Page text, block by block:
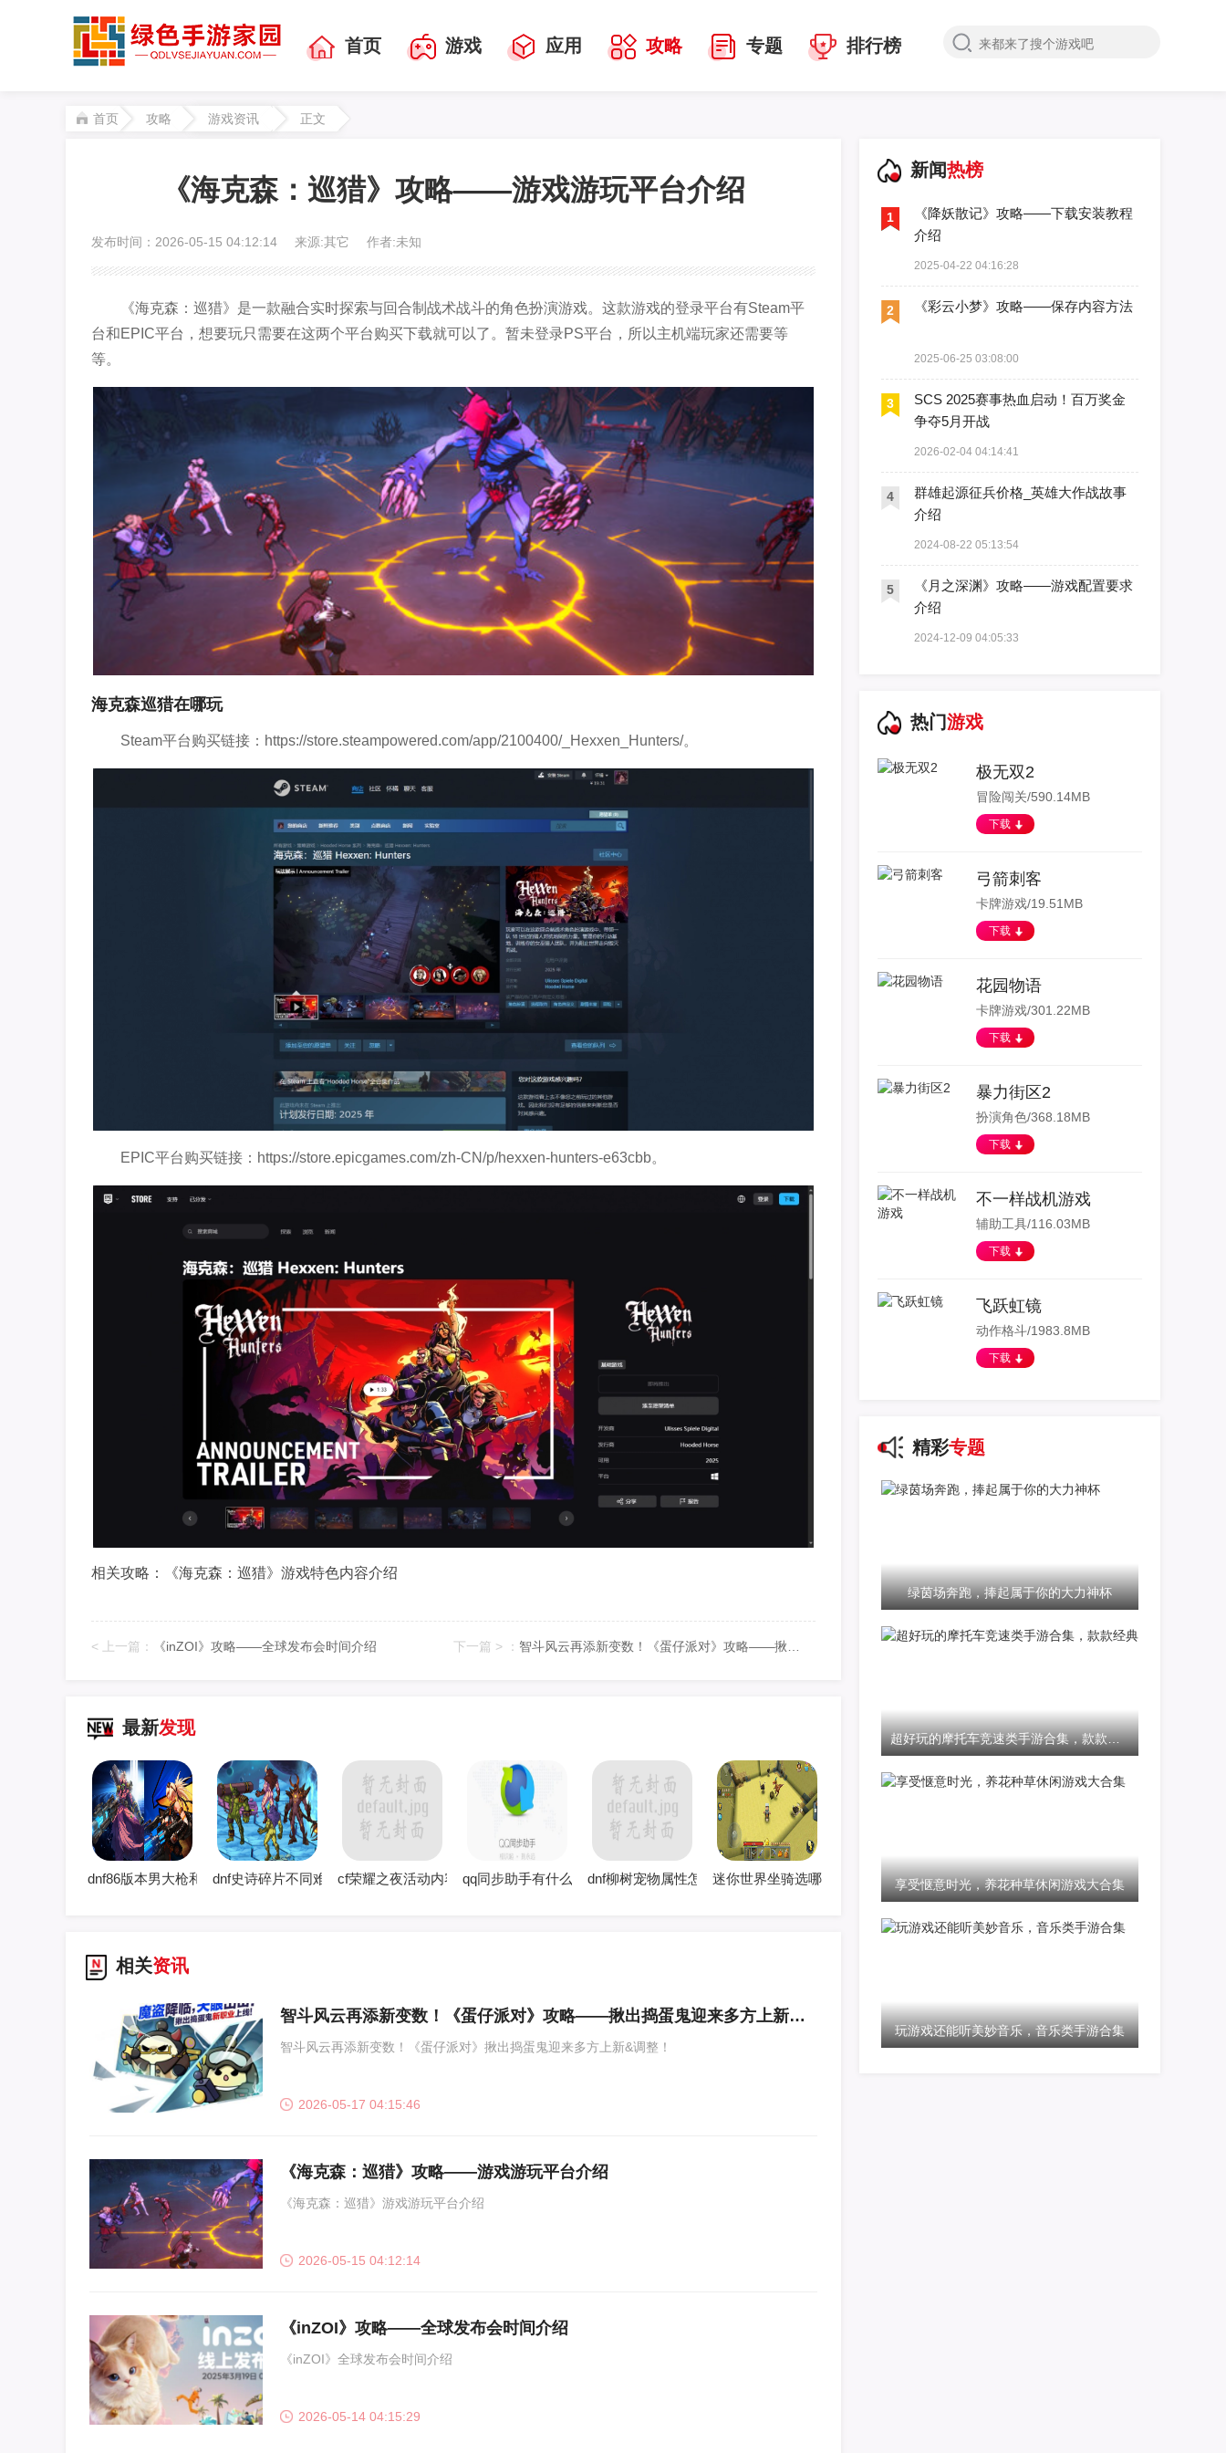
首页 游戏 应用 攻略 专题 排行榜
首页 攻略 游戏资讯 正文
《海克森：巡猎》攻略——游戏游玩平台介绍
发布时间：2026-05-15 04:12:14 来源:其它 作者:未知
《海克森：巡猎》是一款融合实时探索与回合制战术战斗的角色扮演游戏。这款游戏的登录平台有Steam平
台和EPIC平台，想要玩只需要在这两个平台购买下载就可以了。暂未登录PS平台，所以主机端玩家还需要等
等。
海克森巡猎在哪玩
Steam平台购买链接：https://store.steampowered.com/app/2100400/_Hexxen_Hunters/。
EPIC平台购买链接：https://store.epicgames.com/zh-CN/p/hexxen-hunters-e63cbb。
相关攻略：《海克森：巡猎》游戏特色内容介绍
上一篇： 《inZOI》攻略——全球发布会时间介绍 下一篇 > ： 智斗风云再添新变数！《蛋仔派对》攻略——揪出捣蛋鬼迎来多方上新&调整！
最新发现
dnf86版本男大枪和女大枪哪个好玩 男女大枪哪个厉害
dnf史诗碎片不同难度深渊掉落测试 噩梦级深渊掉几个SS碎片
cf荣耀之夜活动内容 cf决战之日荣耀之夜活动网址
qq同步助手有什么功能dnf柳树宠物属性怎么样 柳树宠物升级流程及最终形态介绍
迷你世界坐骑选哪个好 迷你世界坐骑装备获得方法
相关资讯
智斗风云再添新变数！《蛋仔派对》攻略——揪出捣蛋鬼迎来多方上新&调整！
智斗风云再添新变数！《蛋仔派对》揪出捣蛋鬼迎来多方上新&调整！
2026-05-17 04:15:46
《海克森：巡猎》攻略——游戏游玩平台介绍
《海克森：巡猎》游戏游玩平台介绍
2026-05-15 04:12:14
《inZOI》攻略——全球发布会时间介绍
《inZOI》全球发布会时间介绍
2026-05-14 04:15:29
新闻热榜
1
《降妖散记》攻略——下载安装教程
介绍
2025-04-22 04:16:28
2 《彩云小梦》攻略——保存内容方法
2025-06-25 03:08:00
3
SCS 2025赛事热血启动！百万奖金
争夺5月开战
2026-02-04 04:14:41
4
群雄起源征兵价格_英雄大作战故事
介绍
2024-08-22 05:13:54
5
《月之深渊》攻略——游戏配置要求
介绍
2024-12-09 04:05:33
热门游戏
极无双2
冒险闯关/590.14MB
下载
弓箭刺客
卡牌游戏/19.51MB
下载
花园物语
卡牌游戏/301.22MB
下载
暴力街区2
扮演角色/368.18MB
下载
不一样战机游戏
辅助工具/116.03MB
下载
飞跃虹镜
动作格斗/1983.8MB
下载
精彩专题
绿茵场奔跑，捧起属于你的大力神杯
超好玩的摩托车竞速类手游合集，款款经典
享受惬意时光，养花种草休闲游戏大合集
玩游戏还能听美妙音乐，音乐类手游合集